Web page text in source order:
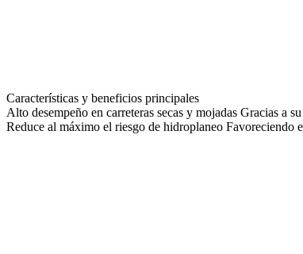
Características y beneficios principales
Alto desempeño en carreteras secas y mojadas Gracias a
Reduce al máximo el riesgo de hidroplaneo Favoreciendo